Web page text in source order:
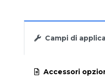
VERTICALE A
GRIGLIA
Campi di
Accessori